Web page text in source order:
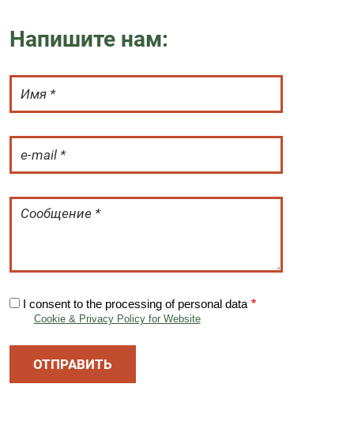
Напишите нам:
I consent to the processing of personal data
Cookie & Privacy Policy for Website